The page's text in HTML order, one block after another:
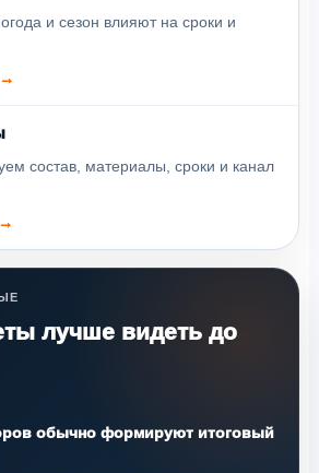
и сезон влияют на сроки и
состав, материалы, сроки и канал
лучше видеть до
обычно формируют итоговый